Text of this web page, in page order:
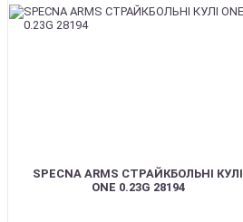
SPECNA ARMS СТРАЙКБОЛЬНІ КУЛІ
ONE 0.23G 28194